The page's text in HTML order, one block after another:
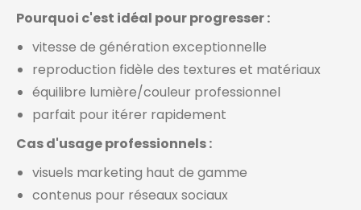
Pourquoi c'est idéal pour progresser :
vitesse de génération exceptionnelle
reproduction fidèle des textures et matériaux
équilibre lumière/couleur professionnel
parfait pour itérer rapidement
Cas d'usage professionnels :
visuels marketing haut de gamme
contenus pour réseaux sociaux